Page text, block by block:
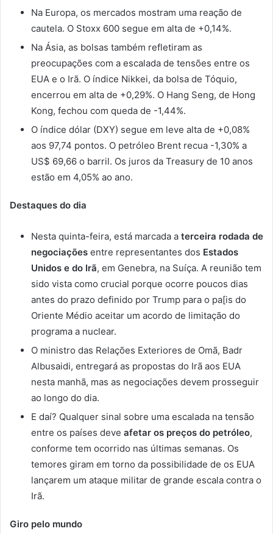
Na Europa, os mercados mostram uma reação de
cautela. O Stoxx 600 segue em alta de +0,14%.
Na Ásia, as bolsas também refletiram as
preocupações com a escalada de tensões entre os
EUA e o Irã. O índice Nikkei, da bolsa de Tóquio,
encerrou em alta de +0,29%. O Hang Seng, de Hong
Kong, fechou com queda de -1,44%.
O índice dólar (DXY) segue em leve alta de +0,08%
aos 97,74 pontos. O petróleo Brent recua -1,30% a
US$ 69,66 o barril. Os juros da Treasury de 10 anos
estão em 4,05% ao ano.
Destaques do dia
Nesta quinta-feira, está marcada a terceira rodada de
negociações entre representantes dos Estados
Unidos e do Irã, em Genebra, na Suíça. A reunião tem
sido vista como crucial porque ocorre poucos dias
antes do prazo definido por Trump para o pa[is do
Oriente Médio aceitar um acordo de limitação do
programa a nuclear.
O ministro das Relações Exteriores de Omã, Badr
Albusaidi, entregará as propostas do Irã aos EUA
nesta manhã, mas as negociações devem prosseguir
ao longo do dia.
E daí? Qualquer sinal sobre uma escalada na tensão
entre os países deve afetar os preços do petróleo,
conforme tem ocorrido nas últimas semanas. Os
temores giram em torno da possibilidade de os EUA
lançarem um ataque militar de grande escala contra o
Irã.
Giro pelo mundo